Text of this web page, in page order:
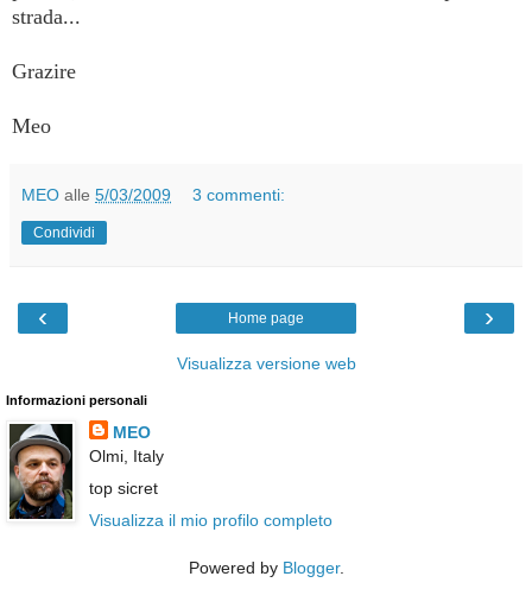
strada...
Grazire
Meo
MEO alle 5/03/2009 3 commenti:
Condividi
‹ ›
Home page
Visualizza versione web
Informazioni personali
MEO
Olmi, Italy
top sicret
Visualizza il mio profilo completo
Powered by Blogger.